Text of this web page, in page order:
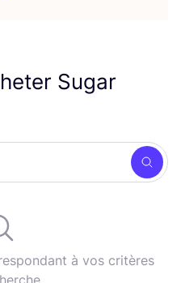
Sugar
à vos critères